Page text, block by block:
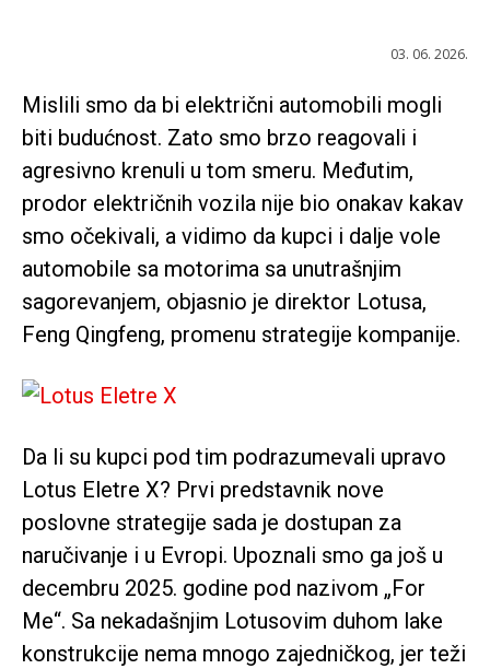
03. 06. 2026.
Mislili smo da bi električni automobili mogli
biti budućnost. Zato smo brzo reagovali i
agresivno krenuli u tom smeru. Međutim,
prodor električnih vozila nije bio onakav kakav
smo očekivali, a vidimo da kupci i dalje vole
automobile sa motorima sa unutrašnjim
sagorevanjem, objasnio je direktor Lotusa,
Feng Qingfeng, promenu strategije kompanije.
Da li su kupci pod tim podrazumevali upravo
Lotus Eletre X? Prvi predstavnik nove
poslovne strategije sada je dostupan za
naručivanje i u Evropi. Upoznali smo ga još u
decembru 2025. godine pod nazivom „For
Me“. Sa nekadašnjim Lotusovim duhom lake
konstrukcije nema mnogo zajedničkog, jer teži